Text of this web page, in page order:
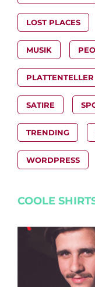
LOST PLACES
MUSIK
PLATTENTELLER
SATIRE
TRENDING
WORDPRESS
COOLE